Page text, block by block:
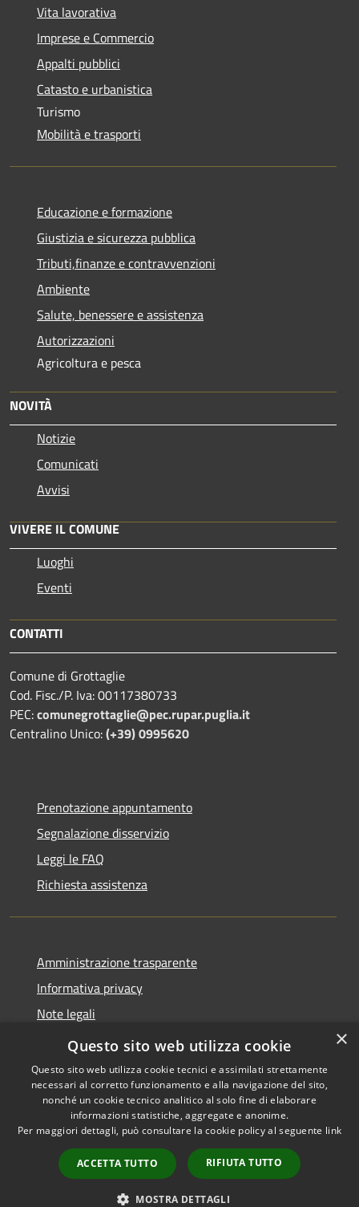
Vita lavorativa
Imprese e Commercio
Appalti pubblici
Catasto e urbanistica
Turismo
Mobilità e trasporti
Educazione e formazione
Giustizia e sicurezza pubblica
Tributi,finanze e contravvenzioni
Ambiente
Salute, benessere e assistenza
Autorizzazioni
Agricoltura e pesca
NOVITÀ
Notizie
Comunicati
Avvisi
VIVERE IL COMUNE
Luoghi
Eventi
CONTATTI
Comune di Grottaglie
Cod. Fisc./P. Iva: 00117380733
PEC:comunegrottaglie@pec.rupar.puglia.it
Centralino Unico:(+39) 0995620
Prenotazione appuntamento
Segnalazione disservizio
Leggi le FAQ
Richiesta assistenza
Amministrazione trasparente
Informativa privacy
Note legali
Dichiarazione di accessibilità
Accessibilità
Copyright © 2026 • Comune di
Grottaglie • Powered by
Municipium•
Accesso
redazione
×
Questo sito web utilizza cookie
Questo sito web utilizza cookie tecnici e assimilati strettamente
necessari al corretto funzionamento e alla navigazione del sito,
nonché un cookie tecnico analitico al solo fine di elaborare
informazioni statistiche, aggregate e anonime.
Per maggiori dettagli, può consultare la cookie policy al seguente link
ACCETTA TUTTO RIFIUTA TUTTO
MOSTRA DETTAGLI